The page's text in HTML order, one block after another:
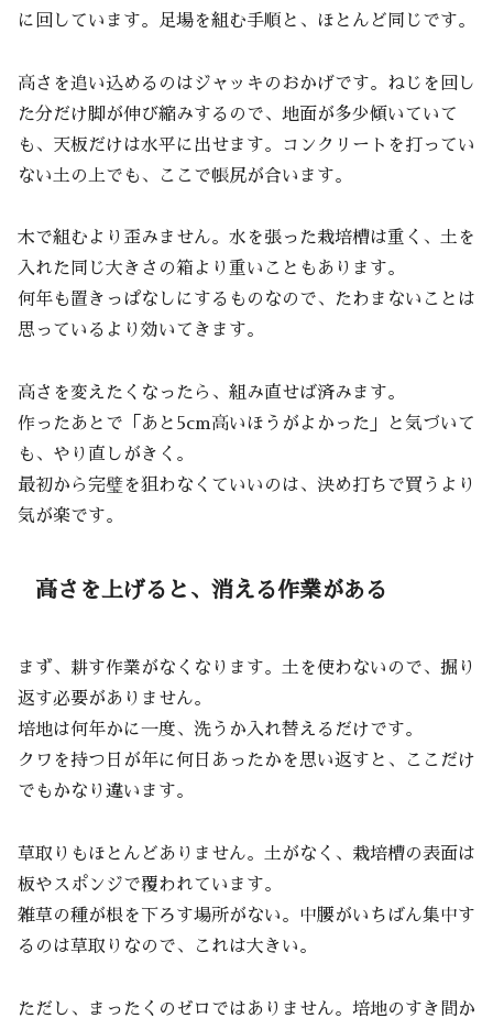
に回しています。足場を組む手順と、ほとんど同じです。
高さを追い込めるのはジャッキのおかげです。ねじを回し
た分だけ脚が伸び縮みするので、地面が多少傾いていて
も、天板だけは水平に出せます。コンクリートを打ってい
ない土の上でも、ここで帳尻が合います。
木で組むより歪みません。水を張った栽培槽は重く、土を
入れた同じ大きさの箱より重いこともあります。
何年も置きっぱなしにするものなので、たわまないことは
思っているより効いてきます。
高さを変えたくなったら、組み直せば済みます。
作ったあとで「あと5cm高いほうがよかった」と気づいて
も、やり直しがきく。
最初から完璧を狙わなくていいのは、決め打ちで買うより
気が楽です。
高さを上げると、消える作業がある
まず、耕す作業がなくなります。土を使わないので、掘り
返す必要がありません。
培地は何年かに一度、洗うか入れ替えるだけです。
クワを持つ日が年に何日あったかを思い返すと、ここだけ
でもかなり違います。
草取りもほとんどありません。土がなく、栽培槽の表面は
板やスポンジで覆われています。
雑草の種が根を下ろす場所がない。中腰がいちばん集中す
るのは草取りなので、これは大きい。
ただし、まったくのゼロではありません。培地のすき間か